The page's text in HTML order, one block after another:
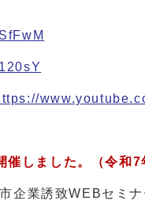
催しました。（令和7
企業誘致WEBセミ